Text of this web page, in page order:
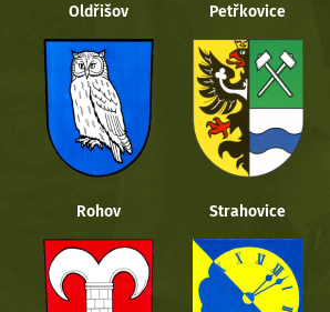
Oldřišov Petřkovice
Rohov Strahovice